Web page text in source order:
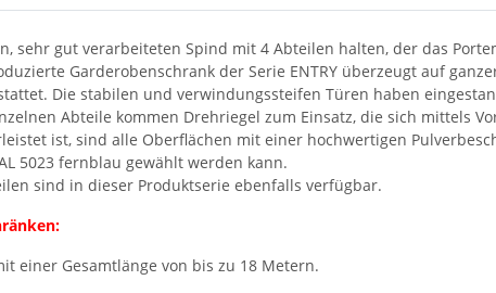
sehr gut verarbeiteten Spind mit 4 Abteilen halten, der das
Garderobenschrank der Serie ENTRY überzeugt auf
Die stabilen und verwindungssteifen Türen haben
Abteile kommen Drehriegel zum Einsatz, die sich mittels
ist, sind alle Oberflächen mit einer hochwertigen
5023 fernblau gewählt werden kann.
sind in dieser Produktserie ebenfalls verfügbar.
einer Gesamtlänge von bis zu 18 Metern.